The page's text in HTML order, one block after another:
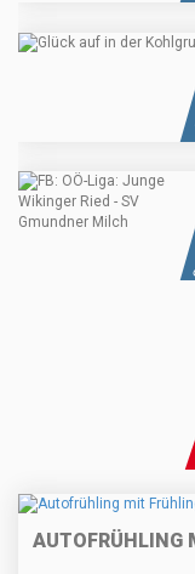
AUTOFRÜHLING